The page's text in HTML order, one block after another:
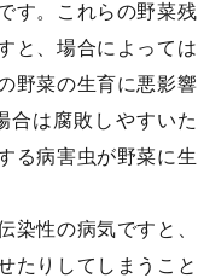
す。これらの野菜残
と、場合によっては
野菜の生育に悪影響
合は腐敗しやすいた
る病害虫が野菜に生
染性の病気ですと、
たりしてしまうこと